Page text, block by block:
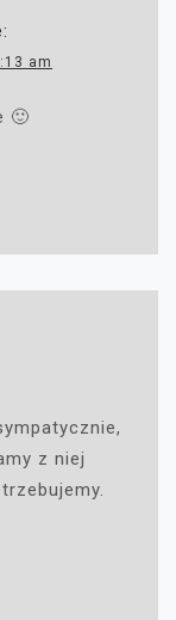
am
🙂
z niej